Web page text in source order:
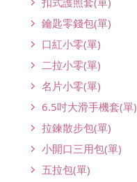
鑰匙零錢包(單)
口紅小零(單)
二拉小零(單)
名片小零(單)
6.5吋大滑手機套(單)
拉鍊散步包(單)
小開口三用包(單)
五拉包(單)